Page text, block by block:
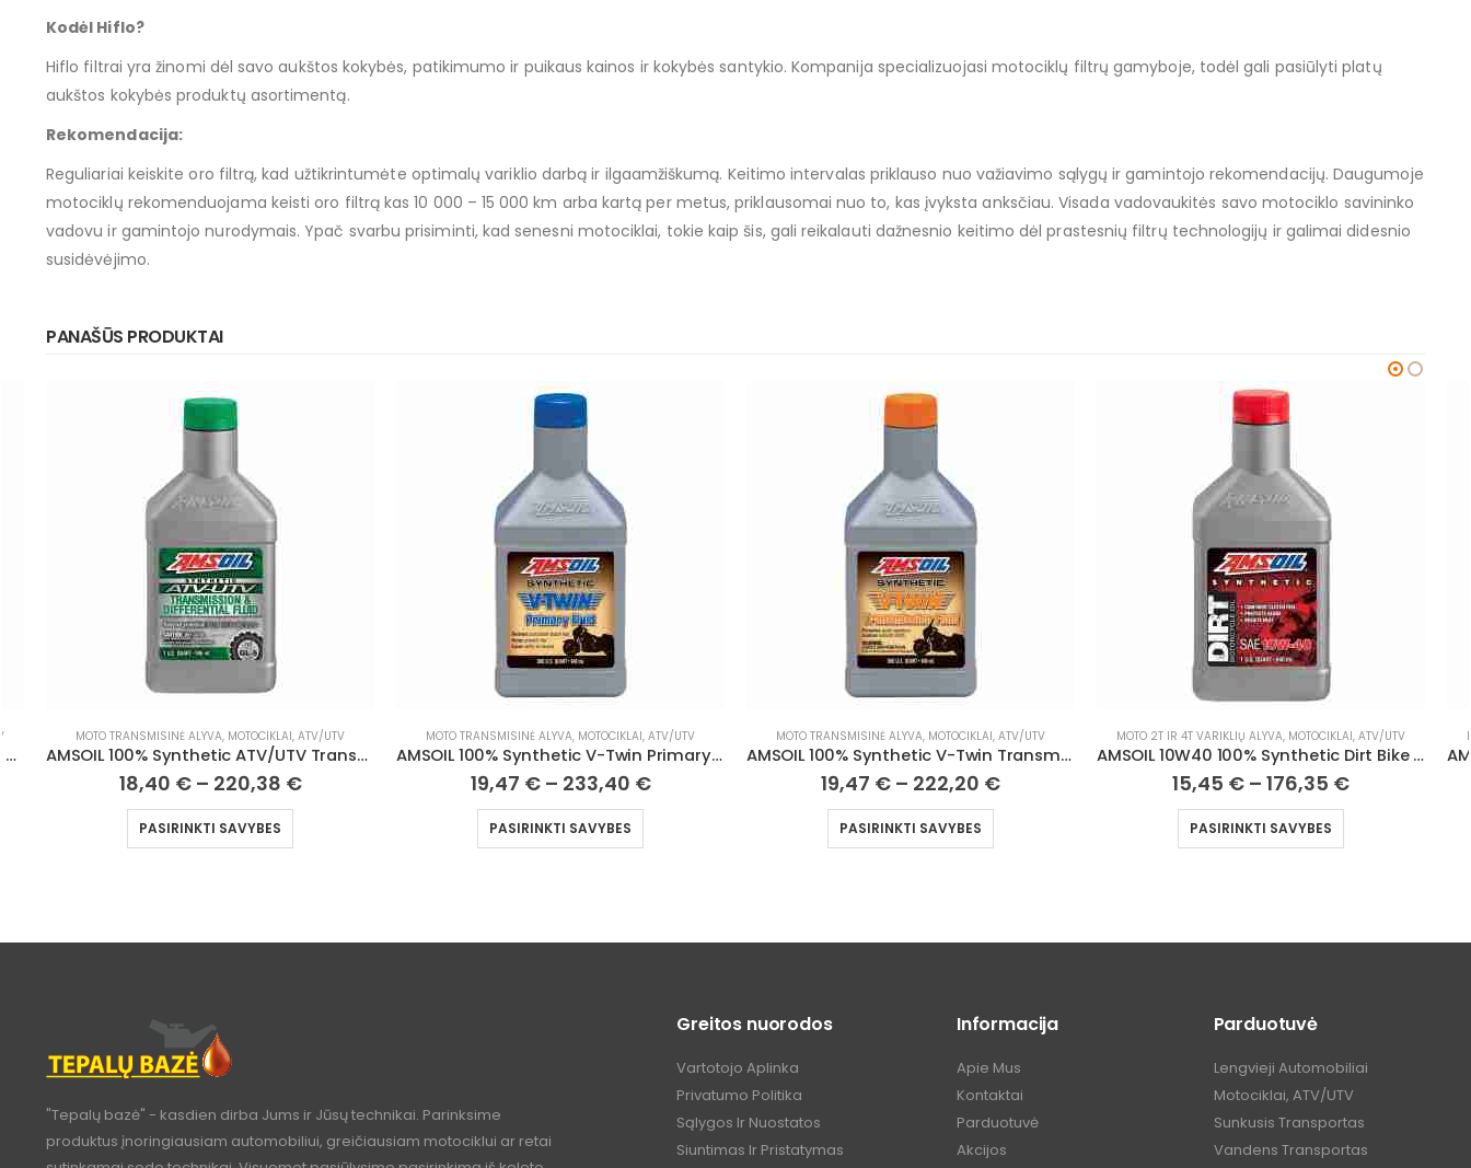
Kodėl Hiflo?
Hiflo filtrai yra žinomi dėl savo aukštos kokybės, patikimumo ir puikaus kainos ir kokybės santykio. Kompanija specializuojasi motociklų filtrų gamyboje, todėl gali pasiūlyti platų
aukštos kokybės produktų asortimentą.
Rekomendacija:
Reguliariai keiskite oro filtrą, kad užtikrintumėte optimalų variklio darbą ir ilgaamžiškumą. Keitimo intervalas priklauso nuo važiavimo sąlygų ir gamintojo rekomendacijų. Daugumoje
motociklų rekomenduojama keisti oro filtrą kas 10 000 – 15 000 km arba kartą per metus, priklausomai nuo to, kas įvyksta anksčiau. Visada vadovaukitės savo motociklo savininko
vadovu ir gamintojo nurodymais. Ypač svarbu prisiminti, kad senesni motociklai, tokie kaip šis, gali reikalauti dažnesnio keitimo dėl prastesnių filtrų technologijų ir galimai didesnio
susidėvėjimo.
PANAŠŪS PRODUKTAI
AMSOIL 100% Synthetic ATV/UTV Transmission & Differential Fluid
MOTO TRANSMISINĖ ALYVA, MOTOCIKLAI, ATV/UTV
AMSOIL 100% Synthetic V-Twin Primary Fluid
19,47 € – 233,40 €
PASIRINKTI SAVYBES
MOTO TRANSMISINĖ ALYVA, MOTOCIKLAI, ATV/UTV
AMSOIL 100% Synthetic V-Twin Transmission Fluid
19,47 € – 222,20 €
PASIRINKTI SAVYBES
MOTO 2T IR 4T VARIKLIŲ ALYVA,MOTOCIKLAI, ATV/UTV
AMSOIL 10W40 100% Synthetic Dirt Bike Oil
15,45€ – 176,35 €
PASIRINKTI SAVYBES
MOTO 2T IR 4T VARIKLIŲ ALYVA, MOTOCIKLAI, ATV/UTV
AMSOIL SAE 60 100% Synthetic V-Twin Motorcycle Oil
19,47 € – 233,40€
PASIRINKTI SAVYBES
"Tepalų bazė" - kasdien dirba Jums ir Jūsų technikai. Parinksime
produktus įnoringiausiam automobiliui, greičiausiam motociklui ar retai
Greitos nuorodos
Vartotojo Aplinka
Privatumo Politika
Sąlygos Ir Nuostatos
Siuntimas Ir Pristatymas
Informacija
Apie Mus
Kontaktai
Parduotuvė
Akcijos
Parduotuvė
Lengvieji Automobiliai
Motociklai, ATV/UTV
Sunkusis Transportas
Vandens Transportas